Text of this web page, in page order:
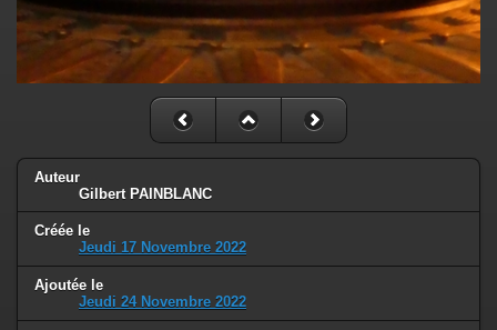
Auteur
Gilbert PAINBLANC
Créée le
Jeudi 17 Novembre 2022
Ajoutée le
Jeudi 24 Novembre 2022